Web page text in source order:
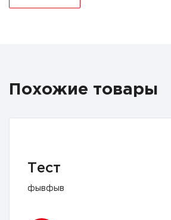
Похожие товары
Тест
фывфыв